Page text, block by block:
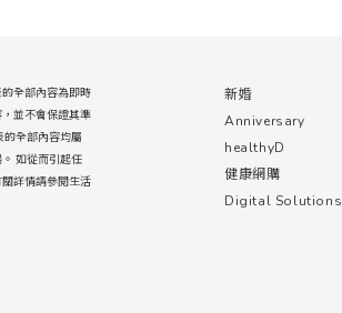
新婚
Anniversary
healthyD
健康網購
Digital Solutions
全部內容為即時
並不會保證其準
全部內容均屬
如從而引起任
詳情請參閱生活